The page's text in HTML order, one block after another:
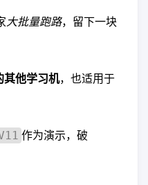
大批量跑路，留下一块
其他学习机，也适用于
作为演示，破